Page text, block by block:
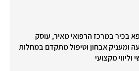
בכיר במרכז הרפואי מאיר, עוסק
ומעניק אבחון וטיפול מתקדם במחלות
וליווי מקצועי